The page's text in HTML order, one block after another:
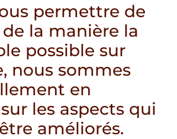
permettre de
la manière la
possible sur
nous sommes
en
les aspects qui
améliorés.